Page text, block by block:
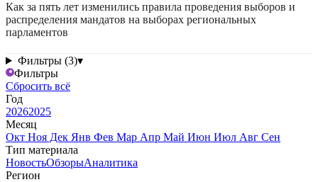
Как за пять лет изменились правила проведения выборов и
распределения мандатов на выборах региональных
парламентов
Фильтры (3)▾
Фильтры
Сбросить всё
Год
20262025
Месяц
Окт Ноя Дек Янв Фев Мар Апр Май Июн Июл Авг Сен
Тип материала
НовостьОбзорыАналитика
Регион